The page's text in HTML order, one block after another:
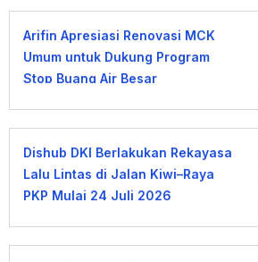
Arifin Apresiasi Renovasi MCK
Umum untuk Dukung Program
Stop Buang Air Besar
Dishub DKI Berlakukan Rekayasa
Lalu Lintas di Jalan Kiwi–Raya
PKP Mulai 24 Juli 2026